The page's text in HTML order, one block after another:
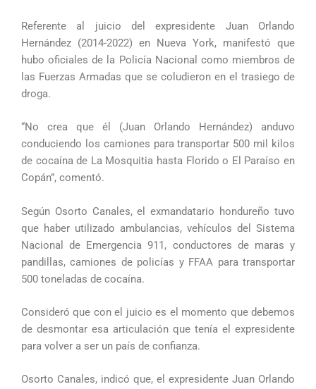
Referente al juicio del expresidente Juan Orlando
Hernández (2014-2022) en Nueva York, manifestó que
hubo oficiales de la Policía Nacional como miembros de
las Fuerzas Armadas que se coludieron en el trasiego de
droga.
“No crea que él (Juan Orlando Hernández) anduvo
conduciendo los camiones para transportar 500 mil kilos
de cocaína de La Mosquitia hasta Florido o El Paraíso en
Copán”, comentó.
Según Osorto Canales, el exmandatario hondureño tuvo
que haber utilizado ambulancias, vehículos del Sistema
Nacional de Emergencia 911, conductores de maras y
pandillas, camiones de policías y FFAA para transportar
500 toneladas de cocaína.
Consideró que con el juicio es el momento que debemos
de desmontar esa articulación que tenía el expresidente
para volver a ser un país de confianza.
Osorto Canales, indicó que, el expresidente Juan Orlando